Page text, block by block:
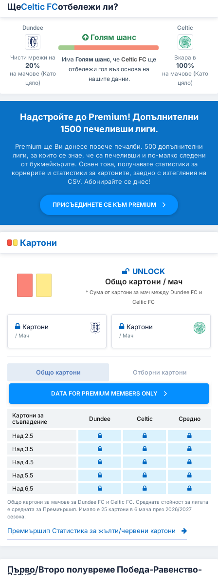
ЩеCeltic FCотбележи ли?
Dundee Celtic
Чисти мрежи на
20%
на мачове (Като
цяло)
Голям шанс
Има Голям шанс , че Celtic FC ще
отбележи гол въз основа на
нашите данни.
Вкара в
100%
на мачове (Като
цяло)
Надстройте до Premium! Допълнителни
1500 печеливши лиги.
Premium ще Ви донесе повече печалби. 500 допълнителни
лиги, за които се знае, че са печеливши и по-малко следени
от букмейкърите. Освен това, получавате статистики за
корнерите и статистики за картоните, заедно с изтегляния на
CSV. Абонирайте се днес!
ПРИСЪЕДИНЕТЕ СЕ КЪМ PREMIUM
Картони
UNLOCK
Общо картони / мач
* Сума от картони за мач между Dundee FC и
Celtic FC
Картони
/ Мач
Картони
/ Мач
Общо картони Отборни картони
DATA FOR PREMIUM MEMBERS ONLY
Картони за
съвпадение
Dundee Celtic Средно
Над 2.5
Над 3.5
Над 4.5
Над 5.5
Над 6,5
Общо картони за мачове за Dundee FC и Celtic FC. Средната стойност за лигата
е средната за Премиършип. Имало е 25 картони в 6 мача през 2026/2027
сезона.
Премиършип Статистика за жълти/червени картони
Първо/Второ полувреме Победа-Равенство-